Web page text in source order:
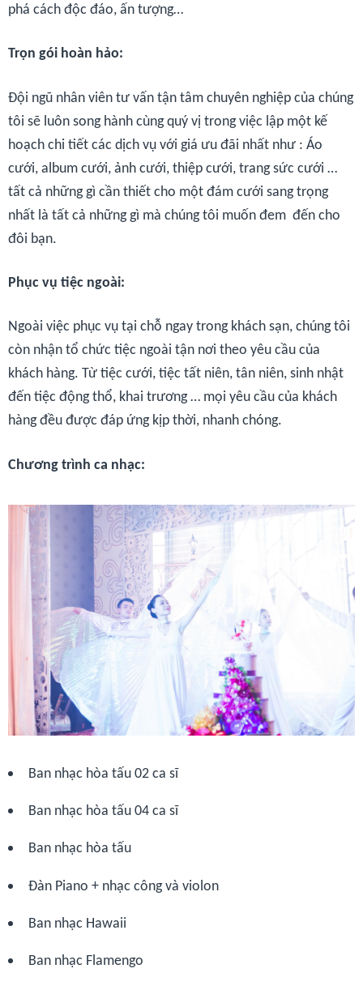
phá cách độc đáo, ấn tượng…
Trọn gói hoàn hảo:
Đội ngũ nhân viên tư vấn tận tâm chuyên nghiệp của chúng
tôi sẽ luôn song hành cùng quý vị trong việc lập một kế
hoạch chi tiết các dịch vụ với giá ưu đãi nhất như : Áo
cưới, album cưới, ảnh cưới, thiệp cưới, trang sức cưới …
tất cả những gì cần thiết cho một đám cưới sang trọng
nhất là tất cả những gì mà chúng tôi muốn đem đến cho
đôi bạn.
Phục vụ tiệc ngoài:
Ngoài việc phục vụ tại chỗ ngay trong khách sạn, chúng tôi
còn nhận tổ chức tiệc ngoài tận nơi theo yêu cầu của
khách hàng. Từ tiệc cưới, tiệc tất niên, tân niên, sinh nhật
đến tiệc động thổ, khai trương … mọi yêu cầu của khách
hàng đều được đáp ứng kịp thời, nhanh chóng.
Chương trình ca nhạc:
Ban nhạc hòa tấu 02 ca sĩ
Ban nhạc hòa tấu 04 ca sĩ
Ban nhạc hòa tấu
Đàn Piano + nhạc công và violon
Ban nhạc Hawaii
Ban nhạc Flamengo